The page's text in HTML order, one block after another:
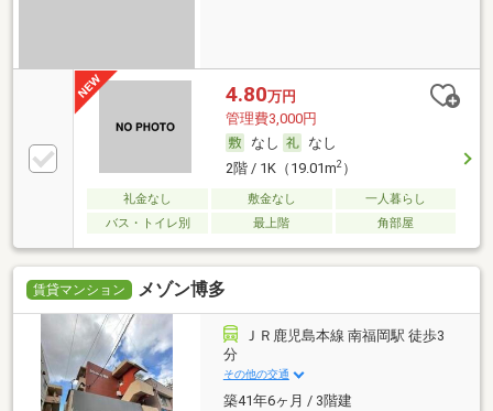
4.80万円
管理費3,000円
なし
なし
2階 / 1K（19.01m2）
礼金なし 敷金なし
一人暮らし
バス・トイレ別
最上階 角部屋
賃貸マンション メゾン博多
ＪＲ鹿児島本線 南福岡駅 徒歩3
分
その他の交通
築41年6ヶ月 / 3階建